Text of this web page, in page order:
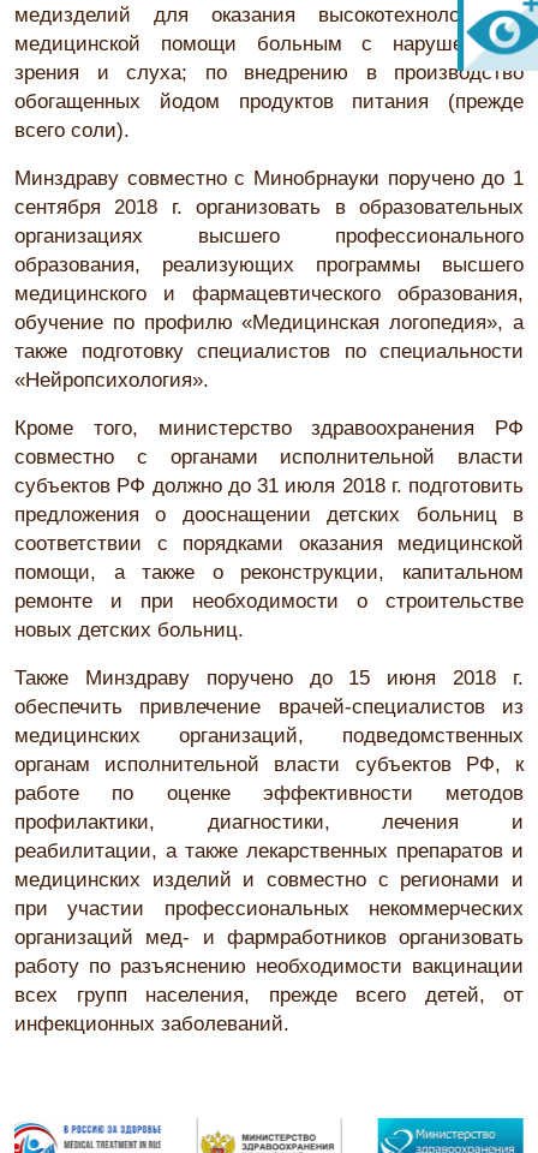
медизделий для оказания высокотехнологичной
медицинской помощи больным с нарушениями
зрения и слуха; по внедрению в производство
обогащенных йодом продуктов питания (прежде
всего соли).
Минздраву совместно с Минобрнауки поручено до 1
сентября 2018 г. организовать в образовательных
организациях высшего профессионального
образования, реализующих программы высшего
медицинского и фармацевтического образования,
обучение по профилю «Медицинская логопедия», а
также подготовку специалистов по специальности
«Нейропсихология».
Кроме того, министерство здравоохранения РФ
совместно с органами исполнительной власти
субъектов РФ должно до 31 июля 2018 г. подготовить
предложения о дооснащении детских больниц в
соответствии с порядками оказания медицинской
помощи, а также о реконструкции, капитальном
ремонте и при необходимости о строительстве
новых детских больниц.
Также Минздраву поручено до 15 июня 2018 г.
обеспечить привлечение врачей-специалистов из
медицинских организаций, подведомственных
органам исполнительной власти субъектов РФ, к
работе по оценке эффективности методов
профилактики, диагностики, лечения и
реабилитации, а также лекарственных препаратов и
медицинских изделий и совместно с регионами и
при участии профессиональных некоммерческих
организаций мед- и фармработников организовать
работу по разъяснению необходимости вакцинации
всех групп населения, прежде всего детей, от
инфекционных заболеваний.